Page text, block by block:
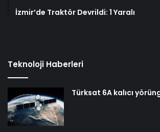
İzmir’de Traktör Devrildi: 1 Yaralı
Teknoloji Haberleri
Türksat 6A kalıcı